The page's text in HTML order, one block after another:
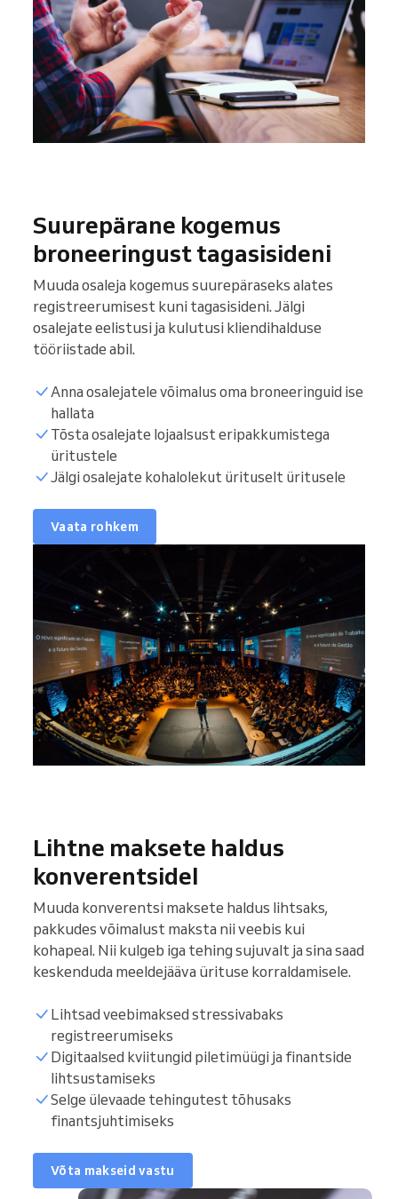
Suurepärane kogemus
broneeringust tagasisideni
Muuda osaleja kogemus suurepäraseks alates
registreerumisest kuni tagasisideni. Jälgi
osalejate eelistusi ja kulutusi kliendihalduse
tööriistade abil.
Anna osalejatele võimalus oma broneeringuid ise
hallata
Tõsta osalejate lojaalsust eripakkumistega
üritustele
Jälgi osalejate kohalolekut ürituselt üritusele
Vaata rohkem
Lihtne maksete haldus
konverentsidel
Muuda konverentsi maksete haldus lihtsaks,
pakkudes võimalust maksta nii veebis kui
kohapeal. Nii kulgeb iga tehing sujuvalt ja sina saad
keskenduda meeldejääva ürituse korraldamisele.
Lihtsad veebimaksed stressivabaks
registreerumiseks
Digitaalsed kviitungid piletimüügi ja finantside
lihtsustamiseks
Selge ülevaade tehingutest tõhusaks
finantsjuhtimiseks
Võta makseid vastu